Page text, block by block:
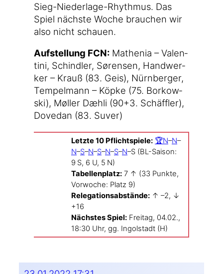
Sieg-Niederlage-Rhythmus. Das
Spiel nächs­te Woche brau­chen wir
also nicht schauen.
Auf­stel­lung FCN: Mathe­nia – Valen­
ti­ni, Schind­ler, Søren­sen, Hand­wer­
ker – Krauß (83. Geis), Nürn­ber­ger,
Tem­pel­mann – Köp­ke (75. Bor­kow­
ski), Møl­ler Dæh­li (90+3. Schäff­ler),
Dove­dan (83. Suver)
Letz­te 10 Pflicht­spie­le: 🏆N–N–
N–S–N–S–N–S–N–S (BL-Saison:
9 S, 6 U, 5 N)
Tabel­len­platz: 7 ↑ (33 Punk­te,
Vor­wo­che: Platz 9)
Rele­ga­ti­ons­ab­stän­de: ↑ –2, ↓
+16
Nächs­tes Spiel: Frei­tag, 04.02.,
18:30 Uhr, gg. Ingol­stadt (H)